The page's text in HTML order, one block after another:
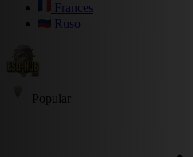
Frances
Ruso
Popular